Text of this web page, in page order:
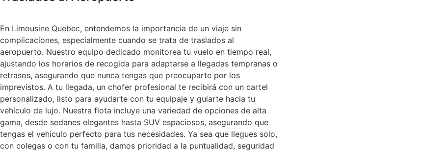
En Limousine Quebec, entendemos la importancia de un viaje sin
complicaciones, especialmente cuando se trata de traslados al
aeropuerto. Nuestro equipo dedicado monitorea tu vuelo en tiempo real,
ajustando los horarios de recogida para adaptarse a llegadas tempranas o
retrasos, asegurando que nunca tengas que preocuparte por los
imprevistos. A tu llegada, un chofer profesional te recibirá con un cartel
personalizado, listo para ayudarte con tu equipaje y guiarte hacia tu
vehículo de lujo. Nuestra flota incluye una variedad de opciones de alta
gama, desde sedanes elegantes hasta SUV espaciosos, asegurando que
tengas el vehículo perfecto para tus necesidades. Ya sea que llegues solo,
con colegas o con tu familia, damos prioridad a la puntualidad, seguridad